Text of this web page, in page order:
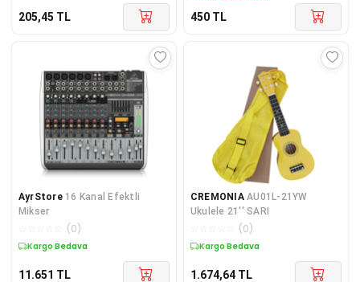
205,45 TL 450 TL
AyrStore 16 Kanal Efektli
Mikser
(0)
Kargo Bedava
11.651 TL
CREMONIA AU01L-21YW
Ukulele 21'' SARI
(0)
Kargo Bedava
1.674,64 TL